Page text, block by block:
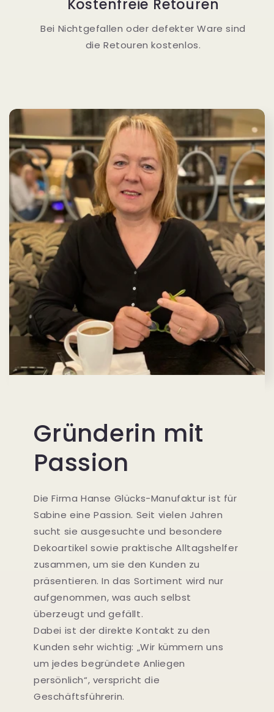
Kostenfreie Retouren
Bei Nichtgefallen oder defekter Ware sind
die Retouren kostenlos.
Gründerin mit
Passion
Die Firma Hanse Glücks-Manufaktur ist für
Sabine eine Passion. Seit vielen Jahren
sucht sie ausgesuchte und besondere
Dekoartikel sowie praktische Alltagshelfer
zusammen, um sie den Kunden zu
präsentieren. In das Sortiment wird nur
aufgenommen, was auch selbst
überzeugt und gefällt.
Dabei ist der direkte Kontakt zu den
Kunden sehr wichtig: „Wir kümmern uns
um jedes begründete Anliegen
persönlich“, verspricht die
Geschäftsführerin.